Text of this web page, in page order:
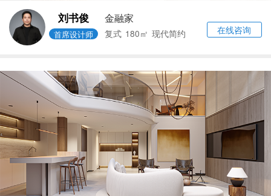
刘书俊
首席设计师
金融家
复式 180㎡ 现代简约 在线咨询